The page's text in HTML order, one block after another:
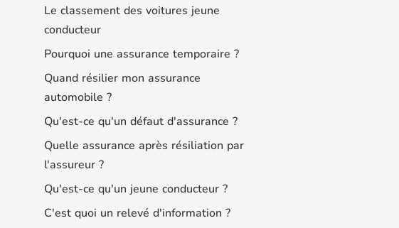
Le classement des voitures jeune
conducteur
Pourquoi une assurance temporaire ?
Quand résilier mon assurance
automobile ?
Qu'est-ce qu'un défaut d'assurance ?
Quelle assurance après résiliation par
l'assureur ?
Qu'est-ce qu'un jeune conducteur ?
C'est quoi un relevé d'information ?